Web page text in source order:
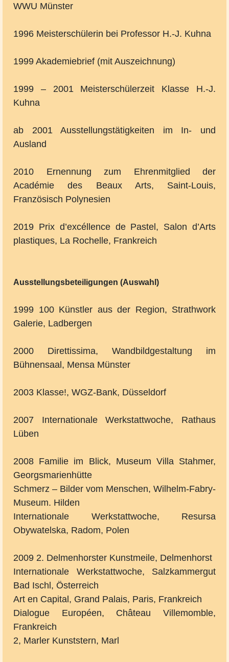
WWU Münster
1996 Meisterschülerin bei Professor H.-J. Kuhna
1999 Akademiebrief (mit Auszeichnung)
1999 – 2001 Meisterschülerzeit Klasse H.-J.
Kuhna
ab 2001 Ausstellungstätigkeiten im In- und
Ausland
2010 Ernennung zum Ehrenmitglied der
Académie des Beaux Arts, Saint-Louis,
Französisch Polynesien
2019 Prix d’excéllence de Pastel, Salon d’Arts
plastiques, La Rochelle, Frankreich
Ausstellungsbeteiligungen (Auswahl)
1999 100 Künstler aus der Region, Strathwork
Galerie, Ladbergen
2000 Direttissima, Wandbildgestaltung im
Bühnensaal, Mensa Münster
2003 Klasse!, WGZ-Bank, Düsseldorf
2007 Internationale Werkstattwoche, Rathaus
Lüben
2008 Familie im Blick, Museum Villa Stahmer,
Georgsmarienhütte
Schmerz – Bilder vom Menschen, Wilhelm-Fabry-
Museum. Hilden
Internationale Werkstattwoche, Resursa
Obywatelska, Radom, Polen
2009 2. Delmenhorster Kunstmeile, Delmenhorst
Internationale Werkstattwoche, Salzkammergut
Bad Ischl, Österreich
Art en Capital, Grand Palais, Paris, Frankreich
Dialogue Européen, Château Villemomble,
Frankreich
2, Marler Kunststern, Marl